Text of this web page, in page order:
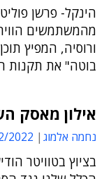
הינקל- פרשן
ורוסיה, המפיץ
בוטה" את תקנות
אילון מאסק
נחמה אלמוג 10:50
בציוץ בטוויטר